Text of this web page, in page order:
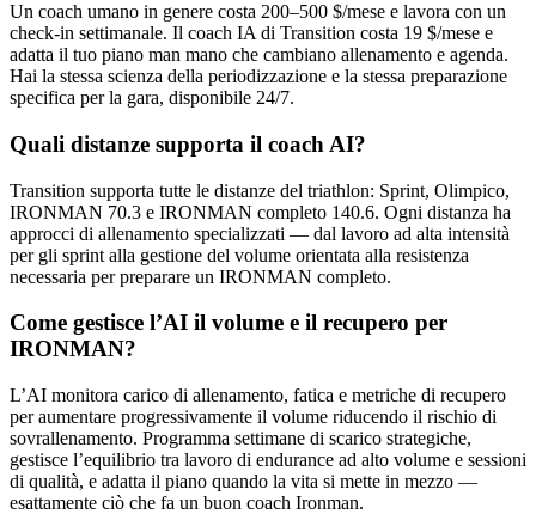
Un coach umano in genere costa 200–500 $/mese e lavora con un
check-in settimanale. Il coach IA di Transition costa 19 $/mese e
adatta il tuo piano man mano che cambiano allenamento e agenda.
Hai la stessa scienza della periodizzazione e la stessa preparazione
specifica per la gara, disponibile 24/7.
Quali distanze supporta il coach AI?
Transition supporta tutte le distanze del triathlon: Sprint, Olimpico,
IRONMAN 70.3 e IRONMAN completo 140.6. Ogni distanza ha
approcci di allenamento specializzati — dal lavoro ad alta intensità
per gli sprint alla gestione del volume orientata alla resistenza
necessaria per preparare un IRONMAN completo.
Come gestisce l’AI il volume e il recupero per
IRONMAN?
L’AI monitora carico di allenamento, fatica e metriche di recupero
per aumentare progressivamente il volume riducendo il rischio di
sovrallenamento. Programma settimane di scarico strategiche,
gestisce l’equilibrio tra lavoro di endurance ad alto volume e sessioni
di qualità, e adatta il piano quando la vita si mette in mezzo —
esattamente ciò che fa un buon coach Ironman.